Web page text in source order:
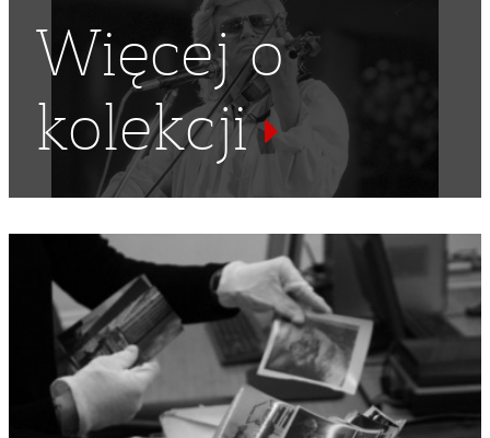
BIAŁORUŚ ,GITARY, FESTIWAL PIOSENKI RADZIECKIEJ
KONKURS MUZYCZNY
FESTIWAL PIOSENKI POLSKIEJ
Więcej o
kolekcji